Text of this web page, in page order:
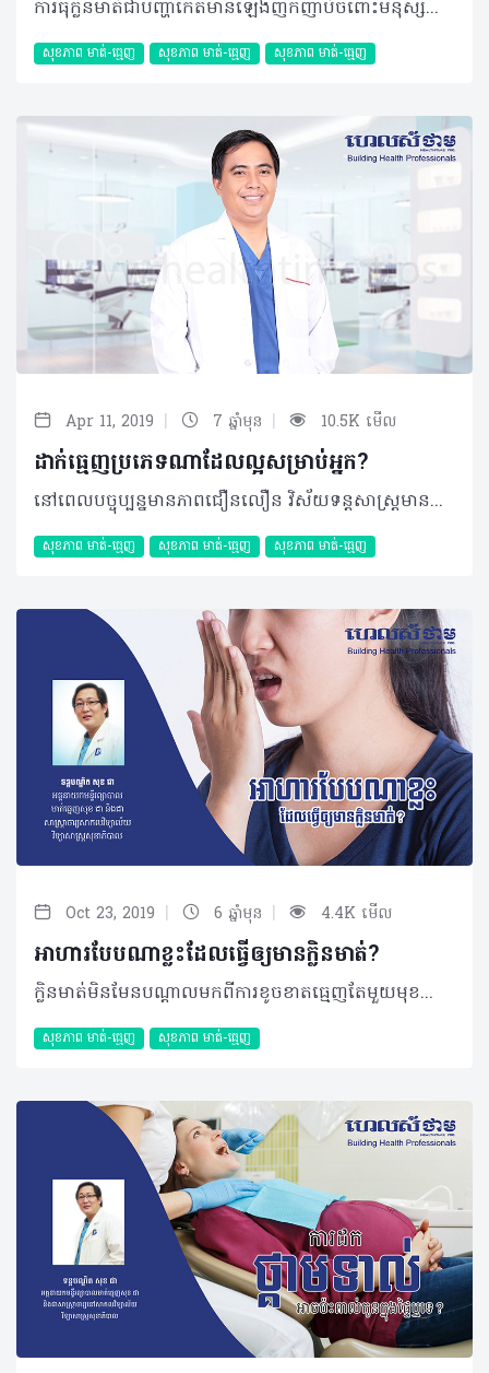
ការធុំក្លិនមាត់ជាបញ្ហាកើតមានឡើងញឹកញាប់ចំពោះមនុស្សគ្រប់វ័យទាំងអស់ ហើយដោយសារតែក្លិនមាត់នេះបានធ្វើឲ្យអ្នកមានអារម្មណ៍ខ្មាសអៀន និងពិបាកក្នុងការទំនាក់ទំនងជាមួយមនុស្សនៅជុំវិញខ្លួន។ សំណួរ៖ ខ្ញុំមានអាយុ ៣២ឆ្នាំ ភេទប្រុស រស់នៅទីក្រុងភ្នំពេញ។ ពេលខ្ញុំបាទនិយាយស្តីជាមួយអ្នកដទៃហាក់ដូចជាគ្មានទំនុកចិត្តលើខ្លួនឯងសោះព្រោះពេលនិយាយម្តងៗមាត់ខ្លួនឯងមានក្លិនមិនល្អហើយខ្លាចជះក្លិនដល់អ្នកដទៃ។ តើលោកទន្តបណ្ឌិតអាចជម្រាបបានទេថា តើក្លិនមាត់មិនល្អនេះបណ្តាលមកពីមូលហេតុអ្វី ហើយតើព្យាបាលតាមវិធីណា? ចម្លើយ៖ ក្លិនមាត់មិនល្អបណ្តាលមកពីកត្តាជាច្រើន ប៉ុន្តែក៏មានចំណុចមួយចំនួនគួរឲ្យចាប់អារម្មណ៍ដូចជា៖ • ការដុសសម្អាតធ្មេញមិនបានត្រឹមត្រូវស្អាតល្អ។ ការបន្សល់ទុកនូវកាកសំណល់អាហារនៅលើផ្ទៃនៃគល់អណ្តាតនៅតាមចន្លោះធ្មេញ និងដក់ក្រោមអញ្ចាញធ្មេញ • មានធ្មេញខូចច្រើននៅក្នុងមាត់ • មានធ្មេញដែលដាក់ពីមុនជ្រាបទឹក • មានជំងឺបំពង់ក ឬសួត • ការជក់បារី ឬប្រើប្រាស់គ្រឿងស្រវឹងច្រើនហួសប្រមាណ • ស្រេ្តស និងការធុញថប់ • ការខ្សោះជាតិទឹក • ដំបៅមាត់រុំារ៉ៃ ឬដំបៅអណ្តាត • ជំងឺរលាកប្រព័ន្ធរំលាយអាហារផងដែរ។ ដូច្នេះ ប្អូនគួរមកជួបពិនិត្យ និងពិគ្រោះជាមួយទន្តបណ្ឌិតជំនាញដើម្បីធ្វើរោគវិនិច្ឆ័យ និងមានផែនការព្យាបាលឲ្យបានត្រឹមត្រូវ។ បកស្រាយដោយ៖ ទន្តបណ្ឌិត សុខ ជា អគ្គនាយកមន្ទីរព្យាបាលមាត់ធ្មេញ សុខ ជា និងជាសាស្ត្រាចារ្យនៅសាកលវិទ្យាល័យវិទ្យាសាស្រ្តសុខាភិបាល អត្ថបទ៖​ ដកស្រង់ចេញពីទស្សនាវដ្ដី ហេលស៍ថាម ប្រូ លេខ ៨០ ©2019 រក្សាសិទ្ធិគ្រប់យ៉ាង​ដោយ Healthtime Corporation ចំពោះគ្រប់អត្ថបទដោយគ្មានផ្នែកណាមួយត្រូវបោះពុម្ពផ្សាយចូលប្រព័ន្ធអុីនធឺណែតឧបករណ៍អេឡិចត្រូនិកអាត់ជាសំឡេងឬថតចំលងគ្រប់រូបភាពដោយគ្មានការអនុញ្ញាតឡើយ
សុខភាព​​ មាត់-ធ្មេញ សុខភាព​​ មាត់-ធ្មេញ សុខភាព​​ មាត់-ធ្មេញ
Apr 11, 2019 | 7 ឆ្នាំមុន | 10.5K មើល
ដាក់ធ្មេញប្រភេទណាដែលល្អសម្រាប់អ្នក?
នៅពេលបច្ចុប្បន្នមានភាពជឿនលឿន ​វិស័យទន្តសាស្ត្រមានការរីកចម្រើន ​និងវិវឌ្ឍទៅរកអ្​វីដែលយើងតែងតែនិយមហៅថា “Technology of Digital” ឬយើងអាចធ្វើការកែតម្រូវ ទម្រង់ឆ្អឹងថ្គាមដោយបច្ចេកវិទ្យាទំនើបៗ។ នៅក្នុងនោះយើងសង្កេតឃើញការដាក់ធ្មេញឡើងវិញកំពុងតែឈានឡើង និងមានការចាប់អារម្មណ៍ច្រើនពីប្រជាជន។ ដោយឡែក វិស័យទន្តសាស្ត្រនៅប្រទេសកម្ពុជាយើងមានការរីកចម្រើន និងអភិវឌ្ឍន៍ខ្លាំងរហូតដល់មានប្រជាជនក្រៅស្រុកមកទទួលការព្យាបាល និងថែរក្សាមាត់ធ្មេញ។ ដោយហេតុនេះ ខ្ញុំសូមលើកបង្ហាញ និងពន្យល់បន្ថែមនូវប្រភេទធ្មេញដែលប្រជាជនតែងតែយកមកដាក់ដើម្បីបន្ថែមសោភ័ណភាព។ ប្រភេទធ្មេញដែលសម្រាប់ដាក់ញឹកញាប់មានដូចជា៖ 1. ប្រភេទធ្មេញលោហៈ (Metal Crown) ប្រភេទធ្មេញលោហៈមានច្រើនប្រភេទ Metal alloy ហើយប្រភេទដែលគេនិយមប្រើប្រាស់ជាងគេមាន ៣ប្រភេទរួមមានដូចជា៖ High-noble, Noble alloy និង Base metal alloy។ • Metal-noble និង Noble alloy សំដៅទៅលើមាស (Gold) ប៉ុន្តែមាសមានសភាពទន់ដូច្នេះគេបញ្ចូលនូវសារធាតុ Copper , Platinum, Palladium, Zinc, Indium និង Nickel។ ជាក់ស្តែង គេប្រើចំពោះធ្មេញខាងក្រោយ (ធ្មេញថ្គាម) ដោយវាប៉ះពាល់ទៅលើសោភ័ណភាព។ ដោយសារវាមានភាពរឹងមាំប្រើបានយូរ ហើយមិនត្រូវការកម្រាស់ធ្មេញច្រើន (០,៥ ទៅ១មិល្លីម៉ែត្រ) ប៉ុន្តែវាមានភាពប៉ះពាល់ទៅលើកំណាំធ្មេញម្ខាង (Trauma) ទៀតនៅពេលខាំកល់។ វាមានភាពរឹងតែត្រូវការកែតម្រូវនិងខាត់ឲ្យរលោងឲ្យមានសភាពងាយស្រួល ចំណេញពេលវេលារបស់អ្នកជំងឺ។ • Base Metal alloy ធ្មេញប្រភេទបែបនេះមិនសូវមានច្រើន ឬប្រើប៉ុន្មានទេ។ នៅពេលប្រៀបធៀបជាមួយ High-noble និង Noble វាមានភាពរឹងខ្លាំងដែលអាចឆាបកម្រាស់ធ្មេញបានតិច (០,២ ទៅ០,៥មិល្លីម៉ែត្រ) បាន។ វាមានសភាពរឹងខ្លាំងពិបាកកែតម្រូវ និងមានភាពលំបាកចំពោះអ្នកជំងឺ Allergy និង Nickel ។ 2. ប្រភេទធ្មេញ Titanium ចំពោះប្រភេទធ្មេញ Titanium វិញមានសភាពប្រហាក់ប្រហែលនឹង Biocompatible របស់មនុស្ស។ • Metal Ceramic វាត្រូវបានប្រើប្រាស់ជាយូរមកហើយ ប៉ុន្តែយើងសង្កេតឃើញថាវាងាយទទួលរងប្រតិកម្មជាមួយនឹងអញ្ចាញធ្មេញបំផុត។ មិនត្រឹមតែប៉ុណ្ណោះគេកំណត់ឃើញអ្នកជំងឺអាចរលាក (Sensible) ឬខ្មៅអញ្ចាញធ្មេញផងដែរ។ • Nickel-Free Ceramic ជាទូទៅត្រូវបានគេដឹងថាវាមិនមានប្រតិកម្មជាមួយអញ្ចាញធ្មេញនោះទេ គេប្រើប្រាស់វាសម្រាប់ជំនួសធ្មេញដែលខូចខាតដើម្បីបង្កើតនូវមុខងារសោភ័ណភាព និងរចនាសម្ព័ន្ធរបស់ធ្មេញឡើងវិញ ព្រមទាំងមានតម្លៃដែលអាចទទួលយកបាន។ • Titanium Ceramic វាមានសភាពល្អប្រហាក់ប្រហែលនឹងសរីរៈដែលនៅជុំវិញធ្មេញ ប៉ុន្តែវាមានតម្លៃថ្លៃ ហើយត្រូវបានគេប្រើប្រាស់ច្រើន ចំពោះអ្នកជំងឺដែលប្រតិកម្មជាមួយ Nickel ។ • Gold Ceramic វាត្រូវបានប្រើប្រាស់លើសពី ៤០០០ឆ្នាំ ហើយវាលាយជាមួយសារធាតុដទៃដូចជា Palladium, Nickel ឬ Chronium ដែលជួយបង្កើនភាពរឹងមាំ និងកាត់បន្ថយតម្លៃ។ វាមានសភាពល្អដោយកាត់បន្ថយនូវអាល្លែកហ្ស៊ីបានច្រើន។ 3. Zirconium Teeth ធ្មេញប្រភេទ Zirconium បង្កើតឡើងដោយ Zirconium dioxide (ZrO2) ដែលមានសភាពរឹងមាំ ហើយត្រូវបានរកឃើញដោយជនជាតិអាល្លឺម៉ង់ឈ្មោះM.H Klaproth នៅក្នុងឆ្នាំ ១៧៨៩។ ដោយឡែក នៅឆ្នាំ ១៩៦០ ធ្មេញប្រភេទ Zirconium ត្រូវបានប្រើប្រាស់នៅក្នុងវិស័យវេជ្ជសាស្រ្ត ហើយទសវត្សរ៍ ១៩៩០ ធ្មេញប្រភេទនេះត្រូវបានគេដាក់ប្រើប្រាស់នៅក្នុងវិស័យទន្តសាស្រ្តផងដែរ។ ជាក់ស្តែងចំពោះធ្មេញប្រភេទ Zirconium មានគុណសម្បត្តិ និងគុណវិបត្តិមួយចំនួនដូចជា៖ គុណសម្បត្តិ • ពណ៌មានសភាពប្រហាក់ប្រហែលនឹងធ្មេញធម្មជាតិ • វាមានសភាពរឹងមាំ ហើយមិនចាំបាច់ឆាបធ្មេញកំណើតច្រើន (Fram Zirconium) • ជួយបង្កើនសោភ័ណភាពដោយ Layered with Porcelain • Zirconium Crown អាចភ្ជាប់បាន ( Bonded ឬ Cemented) ដោយម៉ាស៊ីនភ្ជាប់ធ្មេញច្រើនប្រភេទ • Zirconium អាចរចនានៅក្នុងកុំព្យូទ័រមុនពេលផលិត • សារធាតុផ្សំមានសភាពដូចធ្មេញធម្មជាតិ ពិសេសវាមិនសូវមានប្រតិកម្មជាមួយបង្គោលនៅក្នុងឆ្អឹងថ្គាម។ គុណវិបត្តិ • តម្លៃនៃការធ្វើធ្មេញ Zirconium មានតម្លៃថ្លៃដូច្នេះនៅពេលធ្វើ ឬកែសម្រួល Occulusion (ផ្ទៃទំពារ) មិនបានត្រឹមត្រូវ • អាចធ្វើឲ្យឈឺធ្មេញធម្មជាតិ (Antagonist teeth)។ 4. Emax –System វាបង្កើតដោយសារធាតុ Lithium disilicate glass, Lithium dioxide, Phosphoroxide, Alumina, Potassium oxide និង Trace elements។ វាមានភាពល្បីល្បាញយ៉ាងឆាប់រហ័សដោយសារសោភ័ណភាព (Excellent esthetic) ព្រមទាំងប្រើប្រាស់បានយូរ និងរឹងមាំ (Strength)។ លើសពីនេះ វាមានសភាពល្អប្រសើរចំពោះធ្មេញមុខនិង Veneer ។ ដោយឡែក Emax មានតម្លៃថ្លៃ មិនប្រើសម្រាប់ធ្មេញថ្គាម ឬធ្មេញក្រោម មិនប្រើសម្រាប់អ្នកដែលមានធ្មេញខ្មៅខ្លាំង និងធ្វើធ្មេញតែមួយប៉ុណ្ណោះ។ ចំពោះអ្នកដែលអាចទទួលការធ្វើ Emax-System គឺ៖ • Stained teeth៖ មានសភាពឆ្លុះថ្លា (Highly transclucent) និងអ្នកដែលមានធ្មេញមិនស្អាត។ • Crooked teeth៖ វាអាចជួយកែចំពោះធ្មេញមុខដែលមានភាពវៀច ឬមិនត្រង់ជួរ • Root canal teeth៖ ធ្មេញដែលបានព្យាបាលរួចមានភាពផុយស្រួយ ឆាប់ខូច និងមានបញ្ហារន្ធឫសធ្មេញ • Fractured teeth៖ ធ្មេញដែលខូច ព្រោះតែរោគពុកធ្មេញ ឬការប៉ះទង្គិច។ មូលហេតុមួយចំនួនដែលជ្រើសរើសយក Emax-System គឺ៖ • វាមានពណ៌ថ្លាប្រហាក់ប្រហែលនឹងធ្មេញធម្មជាតិ • All Ceramic Prosthetic៖ ដោយមិនមាន Metal alloy (សារធាតុលោហៈក្នុងការធ្វើធ្មេញ) ដូច្នេះវាជួយកាត់បន្ថយអញ្ចាញពណ៌ខ្មៅ និងអាចមើលទៅប្រហាក់ប្រហែលនឹងធ្មេញធម្មជាតិ • Durability៖ ដោយ E-max ធ្វើឡើងពី Lithiumdislocate ដូច្នេះវាមានភាពរឹងមាំខ្លាំង ហើយ E-max អាចជួយកាត់បន្ថយស្រាំ ឬបាក់នៅក្នុងពេលប្រើប្រាស់ • Ability to milled ៖ មានភាពងាយស្រួលក្នុងការធ្វើដោយ CAD, CAM milling • Conservation of teeth structure៖ វាមានសភាពរឹងមាំ។ បកស្រាយដោយ៖ ទន្តបណ្ឌិត ឃុយ មករា ប្រធានគ្លីនិកធ្មេញ ឃុយ មករា អត្ថបទ៖ ដកស្រង់ចេញពីទស្សនាវដ្ដី ហេលស៍ថាម ប្រូ លេខ ៧៨ ©2019 រក្សាសិទ្ធិគ្រប់យ៉ាង​ដោយ Healthtime Corporation ចំពោះគ្រប់អត្ថបទដោយគ្មានផ្នែកណាមួយត្រូវបោះពុម្ពផ្សាយចូល ប្រព័ន្ធអុីនធឺណែតឧបករណ៍អេឡិចត្រូនិកអាត់ជាសំឡេងឬថតចំលងគ្រប់រូបភាពដោយគ្មានការអនុញ្ញាតឡើយ
សុខភាព​​ មាត់-ធ្មេញ សុខភាព​​ មាត់-ធ្មេញ សុខភាព​​ មាត់-ធ្មេញ
Oct 23, 2019 | 6 ឆ្នាំមុន | 4.4K មើល
អាហារបែបណាខ្លះដែលធ្វើឲ្យមានក្លិនមាត់?
ក្លិនមាត់មិនមែនបណ្ដាលមកពីការខូចខាតធ្មេញតែមួយមុខនោះទេ។ ជាក់ស្ដែងរបបអាហាររៀងរាល់ថ្ងៃក៏អាចធ្វើឲ្យមានក្លិនមាត់ផងដែរហើយអ្នកហាក់មិនបានដឹងទាល់តែសោះ។ បើច្បាស់ថា សុខភាពមាត់ធ្មេញមិនមានបញ្ហានោះ អ្នកគួរសង្កេតមើលអាហារដែលកំពុងតែបរិភោគឡើងវិញ ដែលករណីខាងក្រោមនេះនឹងបញ្ជាក់ប្រាប់អ្នកថាមានអាហារអ្វីខ្លះ? សំណួរ៖ ខ្ញុំមានអាយុ ២១ឆ្នាំ ភេទស្រី រស់នៅខេត្តសៀមរាប។ នាងខ្ញុំមានចម្ងល់ចង់ជម្រាបសួរ លោកទន្តបណ្ឌិតថា តើអាហារដែលនាងខ្ញុំទទួលទានអាចប៉ះពាល់ដល់ខ្យល់ដកដង្ហើមនាងខ្ញុំតាមរបៀបណាខ្លះ? ចម្លើយ៖ អាហារមួយចំនួនគឺធ្វើឲ្យខ្យល់ដកដង្ហើមរបស់អ្នកមិនល្អមានដូចជា ខ្ទឹម កាហ្វេ គ្រឿងស្រវឹង និងអាហារផ្សេងៗទៀត។ ការទទួលទានខ្ទឹមអាចធ្វើឲ្យខ្យល់ដង្ហើមមិនល្អ តែវាក៏ធ្វើឲ្យក្លិនអាក្រក់ជះចេញពីរាងកាយតាមរយៈការបែកញើសផងដែរ ដោយសារតែធាតុផ្សំនៅក្នុងខ្ទឹមសត្រូវបានស្រូបទៅក្នុងឈាម និងលំពែងហើយវាបង្កជាក្លិនមិនល្អចេញពីរាងកាយទាំងមូល និងខ្យល់ដកដង្ហើម។ លើសពីនេះការទទួលទានកាហ្វេច្រើនពេកក្នុងមួយថ្ងៃអាចធ្វើឲ្យរាងកាយ និងខ្យល់ដង្ហើមរបស់អ្នកជះក្លិនមិនល្អផងដែរ បើទោះបីជាអ្នកងូតទឹកសម្អាតខ្លួនប្រាណ ឬផ្លាស់ប្តូរសម្លៀកបំពាក់យ៉ាងណាក៏ដោយ។ នោះក៏ដោយសារតែជាតិកាហ្វេអុីនបានធ្វើការរំញោចក្រពេញញើស និងធ្វើឲ្យអ្នកបែកញើសច្រើនខុសពីធម្មតាទៀតផង។ អត្ថបទ៖ ដកស្រង់ចេញពីទស្សនាវដ្ដី ហេលស៍ថាម ប្រូ លេខ ៨៤ បកស្រាយដោយ៖ ទន្តបណ្ឌិត សុខ ជា អគ្គនាយកមន្ទីរព្យាបាលមាត់ធ្មេញសុខ ជា និងជាសាស្រ្តាចារ្យសាកលវិទ្យាល័យវិទ្យាសាស្រ្តសុខាភិបាល 2019 រក្សាសិទ្ធិគ្រប់យ៉ាង​ដោយ Healthtime Corporation ចំពោះគ្រប់អត្ថបទដោយគ្មានផ្នែកណាមួយត្រូវបោះពុម្ពផ្សាយចូលប្រព័ន្ធអុីនធឺណែតឧបករណ៍អេឡិចត្រូនិកអាត់ជាសំឡេងឬថតចំលងគ្រប់រូបភាពដោយគ្មានការអនុញ្ញាតឡើយ
សុខភាព​​ មាត់-ធ្មេញ សុខភាព​​ មាត់-ធ្មេញ